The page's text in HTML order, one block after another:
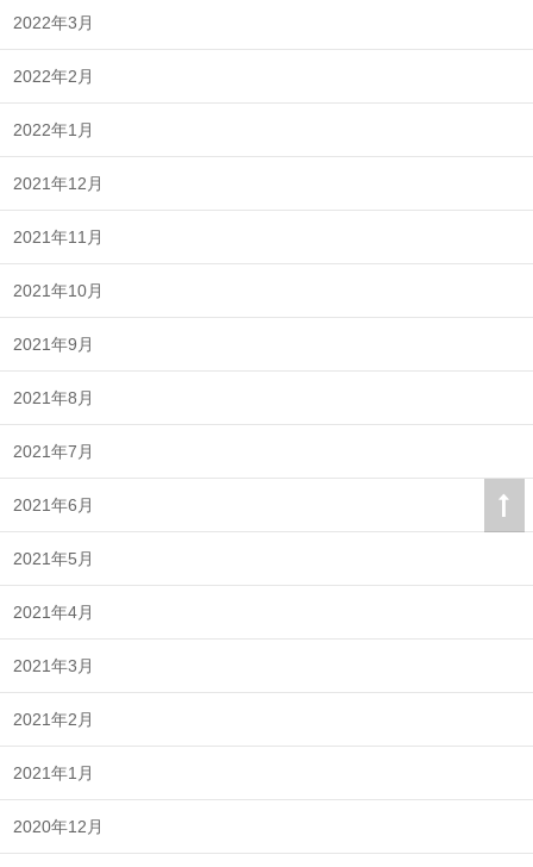
2022年3月
2022年2月
2022年1月
2021年12月
2021年11月
2021年10月
2021年9月
2021年8月
2021年7月
2021年6月
2021年5月
2021年4月
2021年3月
2021年2月
2021年1月
2020年12月